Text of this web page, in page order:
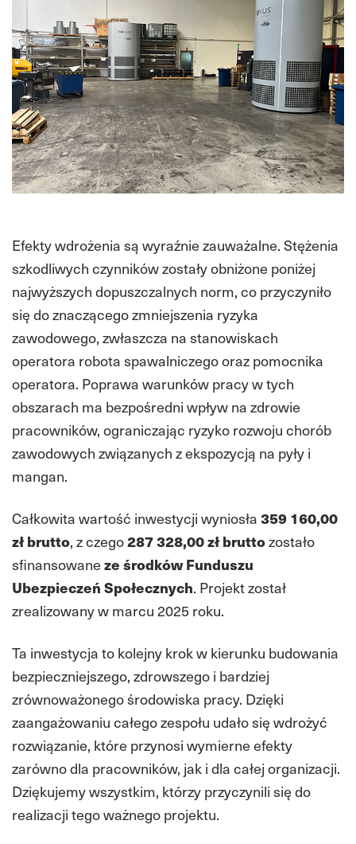
Efekty wdrożenia są wyraźnie zauważalne. Stężenia
szkodliwych czynników zostały obniżone poniżej
najwyższych dopuszczalnych norm, co przyczyniło
się do znaczącego zmniejszenia ryzyka
zawodowego, zwłaszcza na stanowiskach
operatora robota spawalniczego oraz pomocnika
operatora. Poprawa warunków pracy w tych
obszarach ma bezpośredni wpływ na zdrowie
pracowników, ograniczając ryzyko rozwoju chorób
zawodowych związanych z ekspozycją na pyły i
mangan.
Całkowita wartość inwestycji wyniosła 359 160,00
zł brutto, z czego287 328,00 zł bruttozostało
sfinansowane ze środków Funduszu
Ubezpieczeń Społecznych. Projekt został
zrealizowany w marcu 2025 roku.
Ta inwestycja to kolejny krok w kierunku budowania
bezpieczniejszego, zdrowszego i bardziej
zrównoważonego środowiska pracy. Dzięki
zaangażowaniu całego zespołu udało się wdrożyć
rozwiązanie, które przynosi wymierne efekty
zarówno dla pracowników, jak i dla całej organizacji.
Dziękujemy wszystkim, którzy przyczynili się do
realizacji tego ważnego projektu.